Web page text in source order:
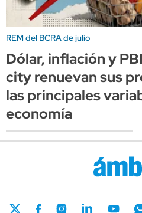
REM del BCRA de julio
Dólar, inflación y
city renuevan sus
las principales
economía